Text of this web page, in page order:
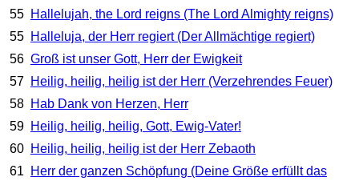
55 Hallelujah, the Lord reigns (The Lord Almighty reigns)
55 Halleluja, der Herr regiert (Der Allmächtige regiert)
56 Groß ist unser Gott, Herr der Ewigkeit
57 Heilig, heilig, heilig ist der Herr (Verzehrendes Feuer)
58 Hab Dank von Herzen, Herr
59 Heilig, heilig, heilig, Gott, Ewig-Vater!
60 Heilig, heilig, heilig ist der Herr Zebaoth
61
Herr der ganzen Schöpfung (Deine Größe erfüllt das